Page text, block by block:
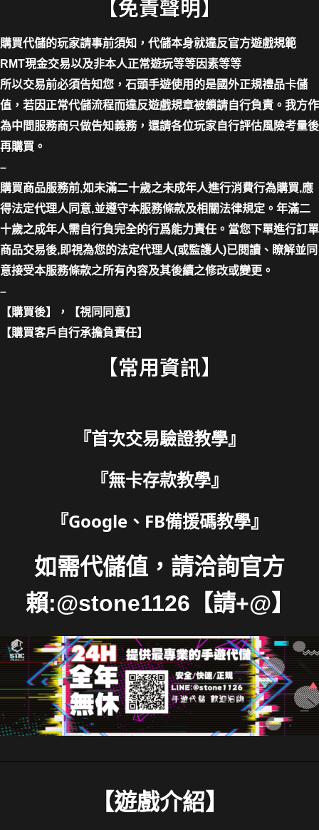
【免責聲明】
購買代儲的玩家請事前須知，代儲本身就違反官方遊戲規範
RMT現金交易以及非本人正常遊玩等等因素等等
所以交易前必須告知您，石頭手遊使用的是國外正規禮品卡儲
值，若因正常代儲流程而違反遊戲規章被鎖請自行負責。我方作
為中間服務商只做告知義務，還請各位玩家自行評估風險考量後
再購買。
–
購買商品服務前,如未滿二十歲之未成年人進行消費行為購買,應
得法定代理人同意,並遵守本服務條款及相關法律規定。年滿二
十歲之成年人需自行負完全的行爲能力責任。當您下單進行訂單
商品交易後,即視為您的法定代理人(或監護人)已閱讀、瞭解並同
意接受本服務條款之所有內容及其後續之修改或變更。
–
【購買後】，【視同同意】
【購買客戶自行承擔負責任】
【常用資訊】
『首次交易驗證教學』
『無卡存款教學』
『Google、FB備援碼教學』
如需代儲值，請洽詢官方
賴:@stone1126【請+@】
【遊戲介紹】